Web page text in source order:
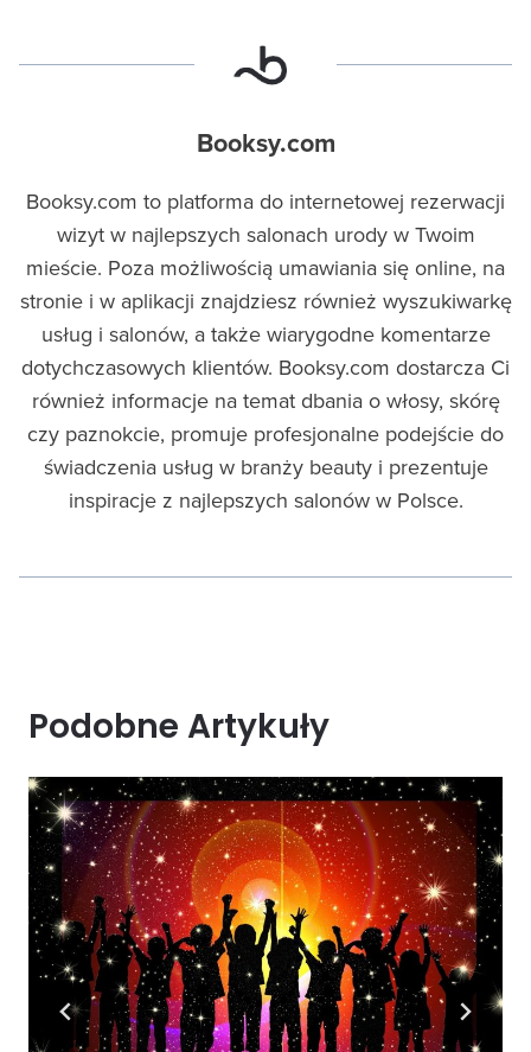
Booksy.com
Booksy.com to platforma do internetowej rezerwacji
wizyt w najlepszych salonach urody w Twoim
mieście. Poza możliwością umawiania się online, na
stronie i w aplikacji znajdziesz również wyszukiwarkę
usług i salonów, a także wiarygodne komentarze
dotychczasowych klientów. Booksy.com dostarcza Ci
również informacje na temat dbania o włosy, skórę
czy paznokcie, promuje profesjonalne podejście do
świadczenia usług w branży beauty i prezentuje
inspiracje z najlepszych salonów w Polsce.
Podobne Artykuły